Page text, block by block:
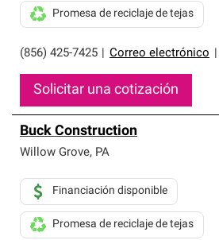
(856) 425-7425 Correo electrónico
Promesa de reciclaje de tejas
Solicitar una cotización
Buck Construction
Willow Grove, PA
Financiación disponible
Promesa de reciclaje de tejas